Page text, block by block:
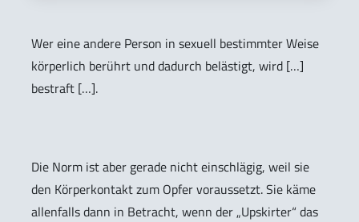
Wer eine andere Person in sexuell bestimmter Weise
körperlich berührt und dadurch belästigt, wird […]
bestraft […].
Die Norm ist aber gerade nicht einschlägig, weil sie
den Körperkontakt zum Opfer voraussetzt. Sie käme
allenfalls dann in Betracht, wenn der „Upskirter“ das